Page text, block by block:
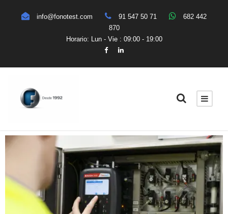
info@fonotest.com 91 547 50 71
682 442
870
Horario: Lun - Vie : 09:00 - 19:00